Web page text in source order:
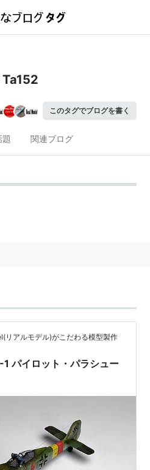
Ta152
このタグでブログを書く
関連ブログ
リアルモデル)がこだわる模型製作
パイロット・パラシュー